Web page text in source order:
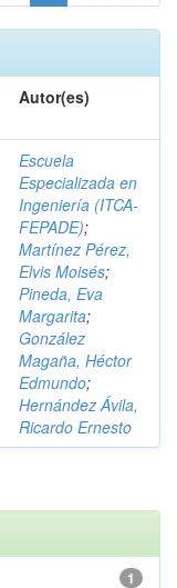
Autor(es)
Escuela
Especializada en
Ingeniería (ITCA-
FEPADE);
Martínez Pérez,
Elvis Moisés;
Pineda, Eva
Margarita;
González
Magaña, Héctor
Edmundo;
Hernández Ávila,
Ricardo Ernesto
1